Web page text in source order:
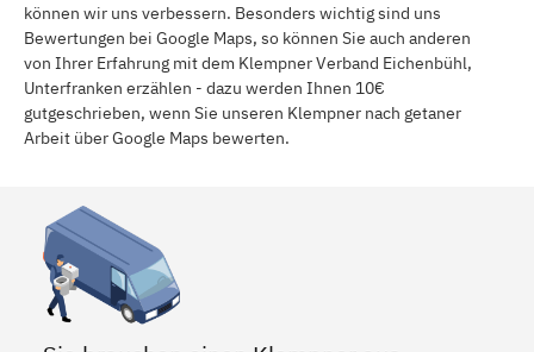
können wir uns verbessern. Besonders wichtig sind uns
Bewertungen bei Google Maps, so können Sie auch anderen
von Ihrer Erfahrung mit dem Klempner Verband Eichenbühl,
Unterfranken erzählen - dazu werden Ihnen 10€
gutgeschrieben, wenn Sie unseren Klempner nach getaner
Arbeit über Google Maps bewerten.